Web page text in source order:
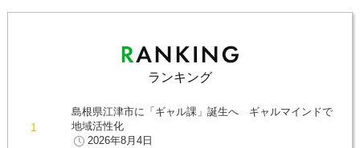
ランキング
島根県江津市に「ギャル課」誕生へ ギャルマインドで
地域活性化
2026年8月4日